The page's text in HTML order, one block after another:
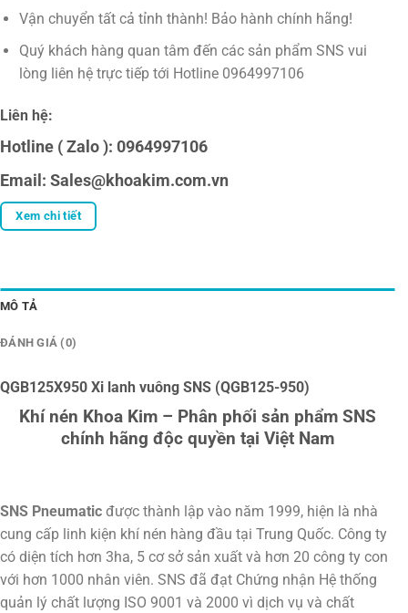
Vận chuyển tất cả tỉnh thành! Bảo hành chính hãng!
Quý khách hàng quan tâm đến các sản phẩm SNS vui
lòng liên hệ trực tiếp tới Hotline 0964997106
Liên hệ:
Hotline ( Zalo ): 0964997106
Email: Sales@khoakim.com.vn
Xem chi tiết
MÔ TẢ
ĐÁNH GIÁ (0)
QGB125X950 Xi lanh vuông SNS (QGB125-950)
Khí nén Khoa Kim – Phân phối sản phẩm SNS
chính hãng độc quyền tại Việt Nam
SNS Pneumatic được thành lập vào năm 1999, hiện là nhà
cung cấp linh kiện khí nén hàng đầu tại Trung Quốc. Công ty
có diện tích hơn 3ha, 5 cơ sở sản xuất và hơn 20 công ty con
với hơn 1000 nhân viên. SNS đã đạt Chứng nhận Hệ thống
quản lý chất lượng ISO 9001 và 2000 vì dịch vụ và chất